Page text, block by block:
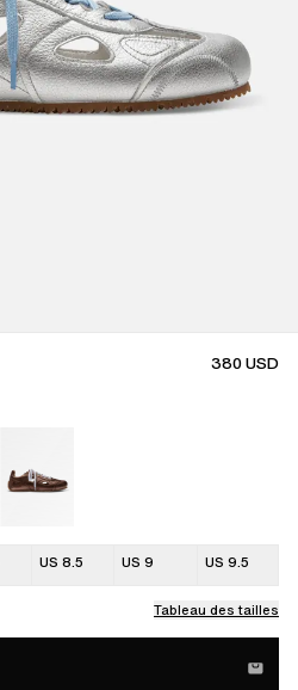
380USD
US 8.5 US 9 US 9.5
Tableau des tailles